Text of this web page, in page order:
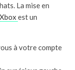
La mise en
Xbox est un
à votre compte